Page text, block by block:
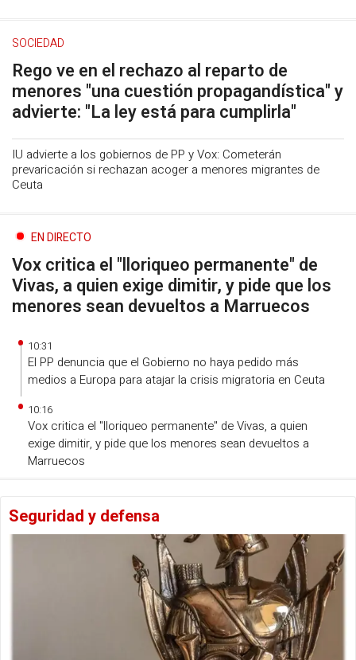
SOCIEDAD
Rego ve en el rechazo al reparto de
menores "una cuestión propagandística" y
advierte: "La ley está para cumplirla"
IU advierte a los gobiernos de PP y Vox: Cometerán
prevaricación si rechazan acoger a menores migrantes de
Ceuta
EN DIRECTO
Vox critica el "lloriqueo permanente" de
Vivas, a quien exige dimitir, y pide que los
menores sean devueltos a Marruecos
10:31
El PP denuncia que el Gobierno no haya pedido más
medios a Europa para atajar la crisis migratoria en Ceuta
10:16
Vox critica el "lloriqueo permanente" de Vivas, a quien
exige dimitir, y pide que los menores sean devueltos a
Marruecos
Seguridad y defensa